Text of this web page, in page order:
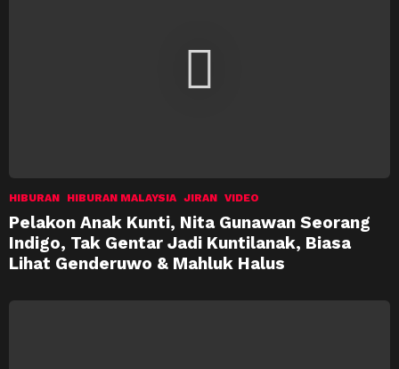
HIBURAN HIBURAN MALAYSIA JIRAN VIDEO
Pelakon Anak Kunti, Nita Gunawan Seorang
Indigo, Tak Gentar Jadi Kuntilanak, Biasa
Lihat Genderuwo & Mahluk Halus